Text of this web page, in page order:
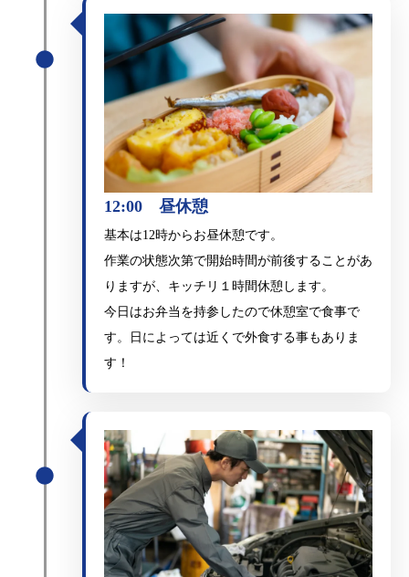
12:00 昼休憩
基本は12時からお昼休憩です。
作業の状態次第で開始時間が前後することがあ
りますが、キッチリ１時間休憩します。
今日はお弁当を持参したので休憩室で食事で
す。日によっては近くで外食する事もありま
す！